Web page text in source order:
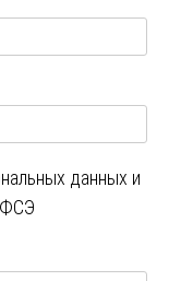
данных и
ФСЭ